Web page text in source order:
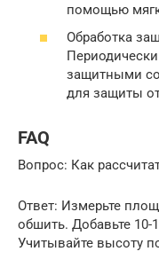
помощью
Обработка
защитными
для защиты
FAQ
Вопрос: Как
Ответ: Измерьте
обшить. Добавьте 10-
Учитывайте высоту